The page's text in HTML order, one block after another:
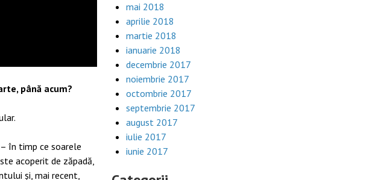
, până acum?
în timp ce soarele
acoperit de zăpadă,
și, mai recent,
mai 2018
aprilie 2018
martie 2018
ianuarie 2018
decembrie 2017
noiembrie 2017
octombrie 2017
septembrie 2017
august 2017
iulie 2017
iunie 2017